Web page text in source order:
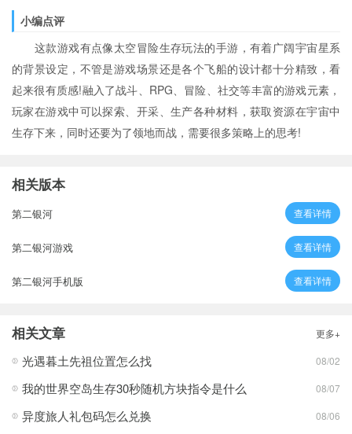
小编点评
这款游戏有点像太空冒险生存玩法的手游，有着广阔宇宙星系
的背景设定，不管是游戏场景还是各个飞船的设计都十分精致，看
起来很有质感!融入了战斗、RPG、冒险、社交等丰富的游戏元素，
玩家在游戏中可以探索、开采、生产各种材料，获取资源在宇宙中
生存下来，同时还要为了领地而战，需要很多策略上的思考!
相关版本
第二银河 查看详情
第二银河游戏 查看详情
第二银河手机版 查看详情
相关文章 更多+
光遇暮土先祖位置怎么找 08/02
我的世界空岛生存30秒随机方块指令是什么 08/07
异度旅人礼包码怎么兑换 08/06